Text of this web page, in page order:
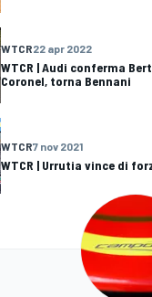
WTCR22 apr 2022
WTCR | Audi conferma
Coronel, torna Bennani
WTCR7 nov 2021
WTCR | Urrutia vince di